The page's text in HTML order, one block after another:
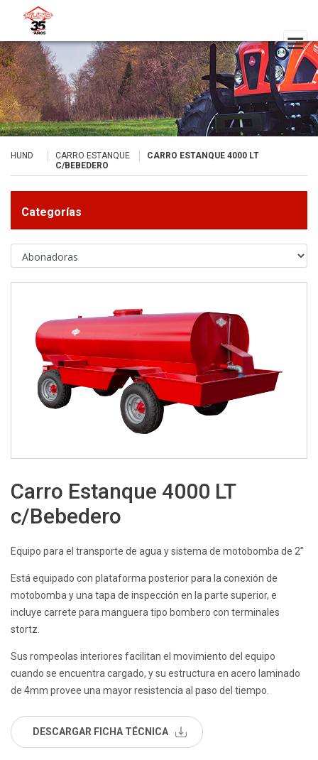
HUND CARRO ESTANQUE
CARRO ESTANQUE 4000 LT
C/BEBEDERO
Categorías
Carro Estanque 4000 LT
c/Bebedero
Equipo para el transporte de agua y sistema de motobomba de 2”
Está equipado con plataforma posterior para la conexión de
motobomba y una tapa de inspección en la parte superior, e
incluye carrete para manguera tipo bombero con terminales
stortz.
Sus rompeolas interiores facilitan el movimiento del equipo
cuando se encuentra cargado, y su estructura en acero laminado
de 4mm provee una mayor resistencia al paso del tiempo.
DESCARGAR FICHA TÉCNICA